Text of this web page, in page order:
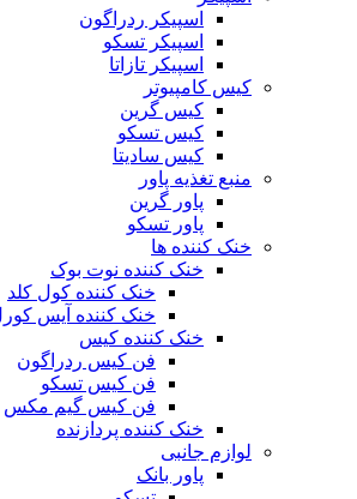
اسپیکر ردراگون
اسپیکر تسکو
اسپیکر تازاتا
کیس کامپیوتر
کیس گرین
کیس تسکو
کیس سادیتا
منبع تغذیه‌ پاور
پاور گرین
پاور تسکو
خنک کننده ها
خنک کننده نوت بوک
خنک کننده کول کلد
خنک کننده آیس
خنک کننده کیس
فن کیس ردراگون
فن کیس تسکو
فن کیس گیم مکس
خنک کننده پردازنده
لوازم جانبی
پاور بانک